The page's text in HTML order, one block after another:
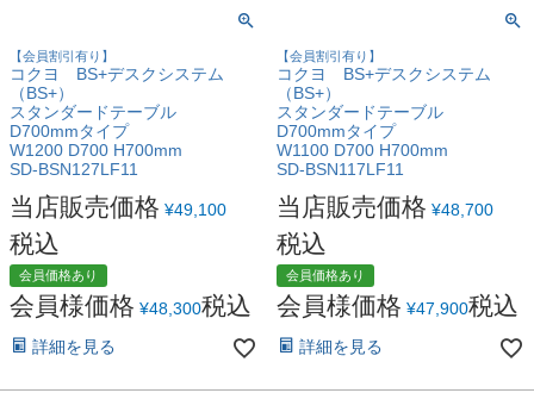
【会員割引有り】
コクヨ BS+デスクシステム
（BS+）
スタンダードテーブル
D700mmタイプ
W1200 D700 H700mm
SD-BSN127LF11
当店販売価格 ¥49,100
税込
会員価格あり
会員様価格 ¥48,300税込
詳細を見る
【会員割引有り】
コクヨ BS+デスクシステム
（BS+）
スタンダードテーブル
D700mmタイプ
W1100 D700 H700mm
SD-BSN117LF11
当店販売価格 ¥48,700
税込
会員価格あり
会員様価格 ¥47,900税込
詳細を見る